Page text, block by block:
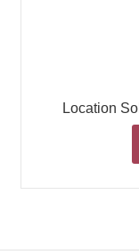
Location